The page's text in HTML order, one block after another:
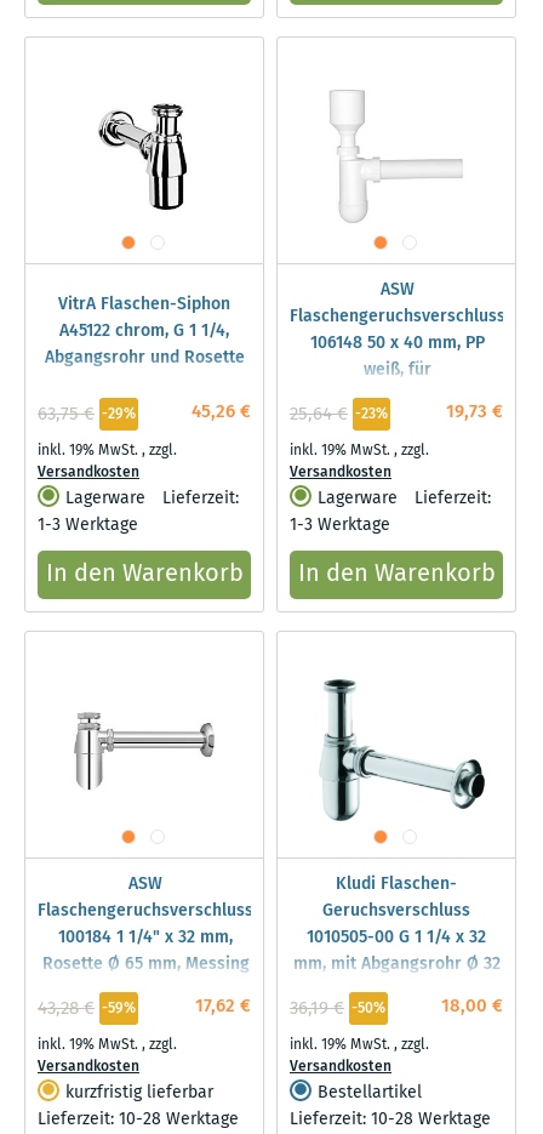
VitrA Flaschen-Siphon
A45122 chrom, G 1 1/4,
Abgangsrohr und Rosette
45,26 €
63,75 € -29%
inkl. 19% MwSt.,zzgl.
Versandkosten
Lagerware
Lieferzeit:
1-3 Werktage
In den Warenkorb
ASW
Flaschengeruchsverschluss
106148 50 x 40 mm, PP
weiß, für
Urinal-/Ausgussbecken
19,73 €
25,64 € -23%
inkl. 19% MwSt.,zzgl.
Versandkosten
Lagerware
Lieferzeit:
1-3 Werktage
In den Warenkorb
ASW
Flaschengeruchsverschluss
100184 1 1/4" x 32 mm,
Rosette Ø 65 mm, Messing
verchromt
17,62 €
43,28 € -59%
inkl. 19% MwSt.,zzgl.
Versandkosten
kurzfristig lieferbar
Lieferzeit: 10-28 Werktage
Kludi Flaschen-
Geruchsverschluss
1010505-00 G 1 1/4 x 32
mm, mit Abgangsrohr Ø 32
x 200 mm, chrom
18,00 €
36,19 € -50%
inkl. 19% MwSt.,zzgl.
Versandkosten
Bestellartikel
Lieferzeit: 10-28 Werktage